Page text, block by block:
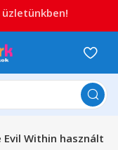
Evil Within használt
üzletünkben!